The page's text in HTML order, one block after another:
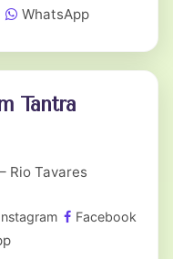
WhatsApp
Tantra
Rio Tavares
Facebook